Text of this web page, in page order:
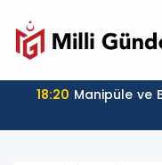
18:20 Manipüle ve